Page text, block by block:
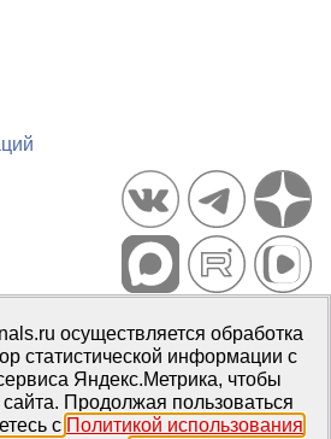
PsyJournals.ru, 2007–2026
СМИЭл № ФС77-66447 от 14 июля
осуществляется обработка
статистической информации с
Яндекс.Метрика, чтобы
Продолжая пользоваться
с Политикой использования